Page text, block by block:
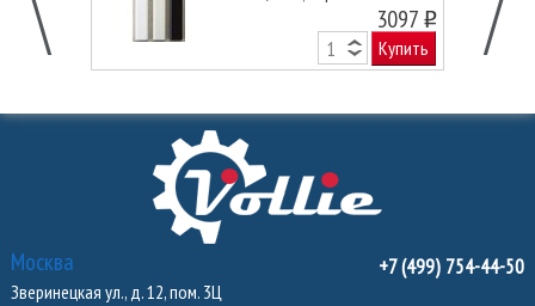
3097 o
Купить
Москва
Зверинецкая ул., д. 12, пом. 3Ц
+7 (499) 754-44-50